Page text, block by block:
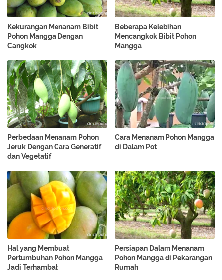
Kekurangan Menanam Bibit
Pohon Mangga Dengan
Cangkok
Beberapa Kelebihan
Mencangkok Bibit Pohon
Mangga
Perbedaan Menanam Pohon
Jeruk Dengan Cara Generatif
dan Vegetatif
Cara Menanam Pohon Mangga
di Dalam Pot
Hal yang Membuat
Pertumbuhan Pohon Mangga
Jadi Terhambat
Persiapan Dalam Menanam
Pohon Mangga di Pekarangan
Rumah